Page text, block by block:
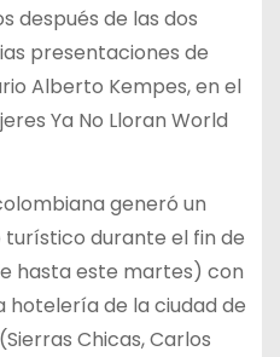
después de las dos
presentaciones de
Alberto Kempes, en el
Ya No Lloran World
generó un
durante el fin de
hasta este martes) con
hotelería de la ciudad de
Chicas, Carlos